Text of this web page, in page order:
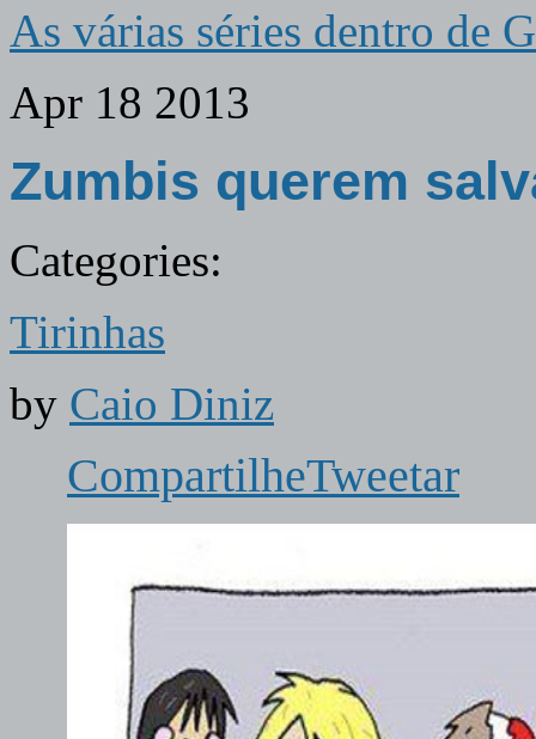
As várias séries dentro de
Apr 18 2013
Zumbis querem
Categories:
Tirinhas
by Caio Diniz
CompartilheTweetar